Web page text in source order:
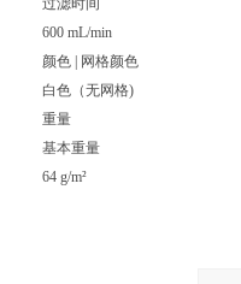
过滤时间
600 mL/min
颜色 | 网格颜色
白色（无网格)
重量
基本重量
64 g/m²